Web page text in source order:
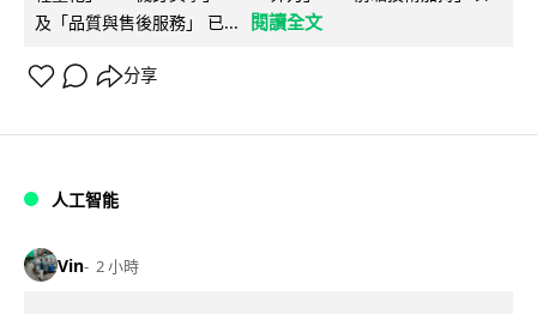
及「品質與售後服務」 已...
閱讀全文
分享
人工智能
Vin 2 小時